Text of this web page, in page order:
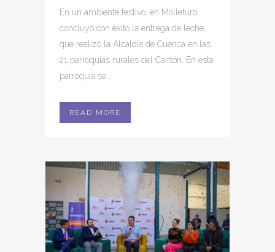
En un ambiente festivo, en Molleturo
concluyó con éxito la entrega de leche,
que realizó la Alcaldía de Cuenca en las
21 parroquias rurales del Cantón. En esta
parroquia se...
READ MORE